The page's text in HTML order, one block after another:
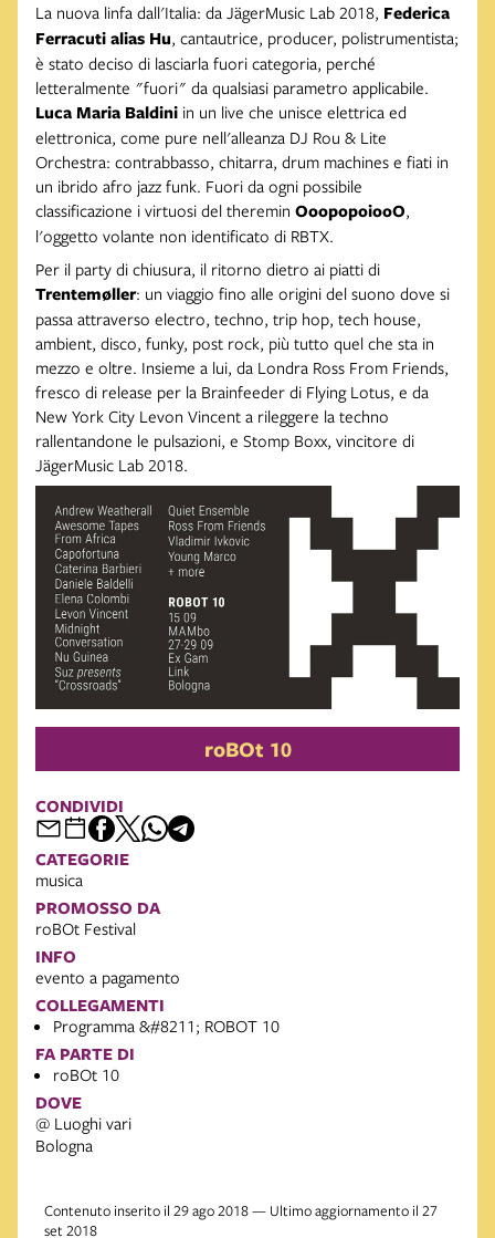
La nuova linfa dall'Italia: da JägerMusic Lab 2018, Federica
Ferracuti alias Hu, cantautrice, producer, polistrumentista;
è stato deciso di lasciarla fuori categoria, perché
letteralmente "fuori" da qualsiasi parametro applicabile.
Luca Maria Baldini in un live che unisce elettrica ed
elettronica, come pure nell'alleanza DJ Rou & Lite
Orchestra: contrabbasso, chitarra, drum machines e fiati in
un ibrido afro jazz funk. Fuori da ogni possibile
classificazione i virtuosi del theremin OoopopoiooO,
l'oggetto volante non identificato di RBTX.
Per il party di chiusura, il ritorno dietro ai piatti di
Trentemøller: un viaggio fino alle origini del suono dove si
passa attraverso electro, techno, trip hop, tech house,
ambient, disco, funky, post rock, più tutto quel che sta in
mezzo e oltre. Insieme a lui, da Londra Ross From Friends,
fresco di release per la Brainfeeder di Flying Lotus, e da
New York City Levon Vincent a rileggere la techno
rallentandone le pulsazioni, e Stomp Boxx, vincitore di
JägerMusic Lab 2018.
roBOt 10
CONDIVIDI
CATEGORIE
musica
PROMOSSO DA
roBOt Festival
INFO
evento a pagamento
COLLEGAMENTI
Programma &#8211; ROBOT 10
FA PARTE DI
roBOt 10
DOVE
@ Luoghi vari
Bologna
Contenuto inserito il 29 ago 2018 — Ultimo aggiornamento il 27
set 2018